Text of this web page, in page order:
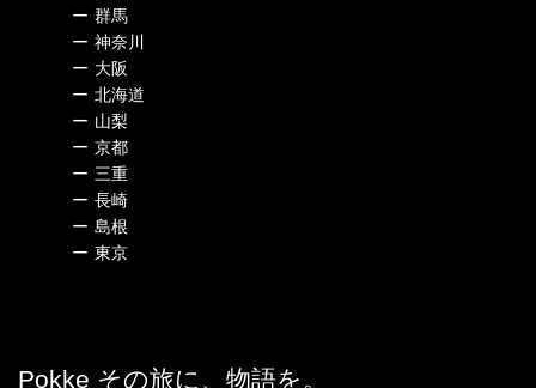
ー 群馬
ー 神奈川
ー 大阪
ー 北海道
ー 山梨
ー 京都
ー 三重
ー 長崎
ー 島根
ー 東京
Pokke その旅に、物語を。